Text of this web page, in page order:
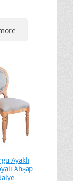
Ayaklı
Ahşap